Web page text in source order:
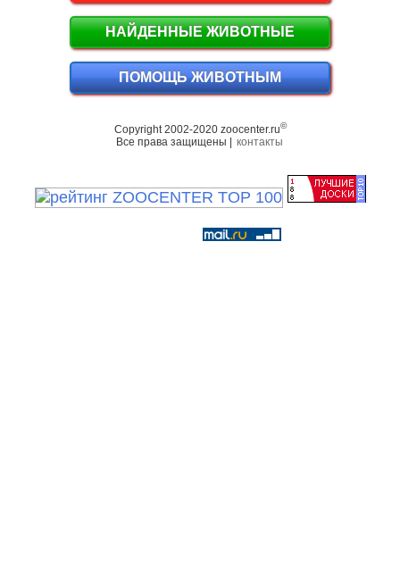
НАЙДЕННЫЕ ЖИВОТНЫЕ
ПОМОЩЬ ЖИВОТНЫМ
Copyright 2002-2020 zoocenter.ru©
Все права защищены | контакты